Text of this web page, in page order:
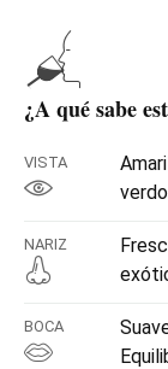
¿A qué sabe
VISTA
NARIZ
BOCA